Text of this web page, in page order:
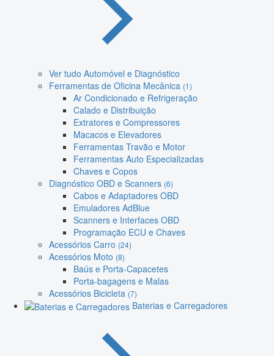
Ver tudo Automóvel e Diagnóstico
Ferramentas de Oficina Mecânica (1)
Ar Condicionado e Refrigeração
Calado e Distribuição
Extratores e Compressores
Macacos e Elevadores
Ferramentas Travão e Motor
Ferramentas Auto Especializadas
Chaves e Copos
Diagnóstico OBD e Scanners (6)
Cabos e Adaptadores OBD
Emuladores AdBlue
Scanners e Interfaces OBD
Programação ECU e Chaves
Acessórios Carro (24)
Acessórios Moto (8)
Baús e Porta-Capacetes
Porta-bagagens e Malas
Acessórios Bicicleta (7)
Baterias e Carregadores